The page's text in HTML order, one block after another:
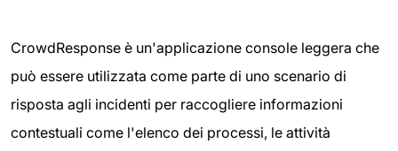
CrowdResponse è un'applicazione console leggera che
può essere utilizzata come parte di uno scenario di
risposta agli incidenti per raccogliere informazioni
contestuali come l'elenco dei processi, le attività